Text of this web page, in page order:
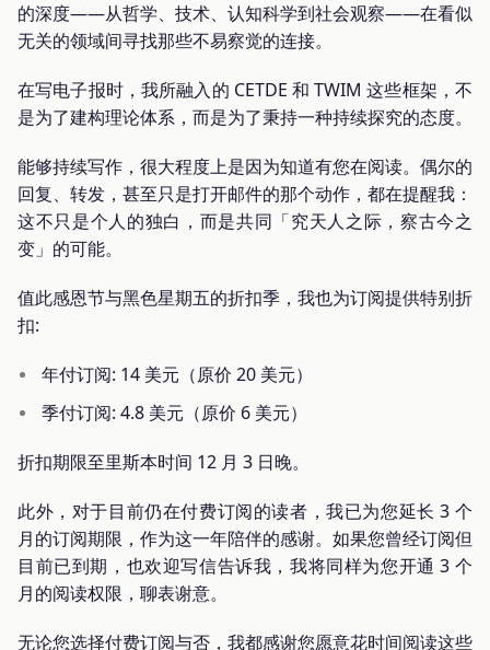
的深度——从哲学、技术、认知科学到社会观察——在看似
无关的领域间寻找那些不易察觉的连接。
在写电子报时，我所融入的 CETDE 和 TWIM 这些框架，不
是为了建构理论体系，而是为了秉持一种持续探究的态度。
能够持续写作，很大程度上是因为知道有您在阅读。偶尔的
回复、转发，甚至只是打开邮件的那个动作，都在提醒我：
这不只是个人的独白，而是共同「究天人之际，察古今之
变」的可能。
值此感恩节与黑色星期五的折扣季，我也为订阅提供特别折
扣:
年付订阅: 14 美元（原价 20 美元）
季付订阅: 4.8 美元（原价 6 美元）
折扣期限至里斯本时间 12 月 3 日晚。
此外，对于目前仍在付费订阅的读者，我已为您延长 3 个
月的订阅期限，作为这一年陪伴的感谢。如果您曾经订阅但
目前已到期，也欢迎写信告诉我，我将同样为您开通 3 个
月的阅读权限，聊表谢意。
无论您选择付费订阅与否，我都感谢您愿意花时间阅读这些